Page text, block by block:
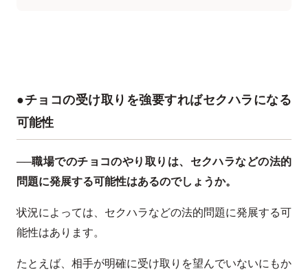
●チョコの受け取りを強要すればセクハラになる
可能性
──職場でのチョコのやり取りは、セクハラなどの法的
問題に発展する可能性はあるのでしょうか。
状況によっては、セクハラなどの法的問題に発展する可
能性はあります。
たとえば、相手が明確に受け取りを望んでいないにもか